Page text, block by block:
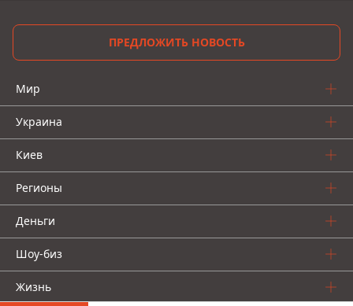
ПРЕДЛОЖИТЬ НОВОСТЬ
Мир
Украина
Киев
Регионы
Деньги
Шоу-биз
Жизнь